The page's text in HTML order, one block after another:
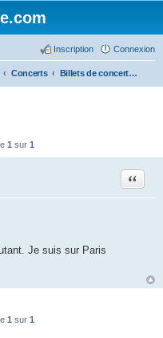
Connexion
Inscription
Concerts Billets de concerts et Covoiturages, Infos générales sur les concerts
1 sur 1
Citer
Je suis sur Paris
1 sur 1